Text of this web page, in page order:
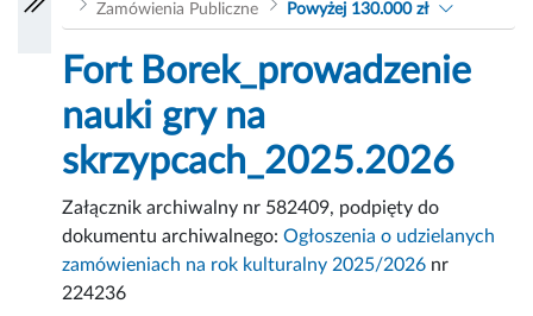
Zamówienia Publiczne
Powyżej 130.000 zł
Fort Borek_prowadzenie
nauki gry na
skrzypcach_2025.2026
Załącznik archiwalny nr 582409, podpięty do
dokumentu archiwalnego:Ogłoszenia o udzielanych
zamówieniach na rok kulturalny 2025/2026 nr
224236